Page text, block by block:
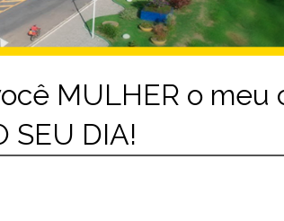
MULHER o meu
SEU DIA!